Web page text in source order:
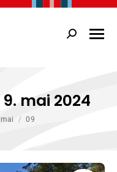
Search:
9. mai 2024
mai 09